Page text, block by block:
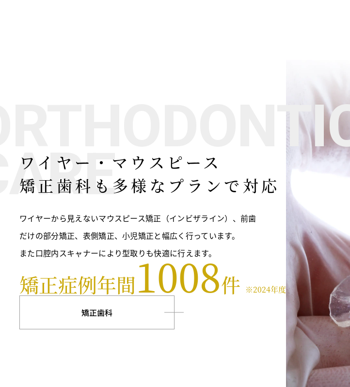
ワイヤー・マウスピース
矯正歯科も多様なプランで対応
ワイヤーから見えないマウスピース矯正（インビザライン）、前歯
だけの部分矯正、表側矯正、小児矯正と幅広く行っています。
また口腔内スキャナーにより型取りも快適に行えます。
矯正症例年間1008件 ※2024年度
矯正歯科